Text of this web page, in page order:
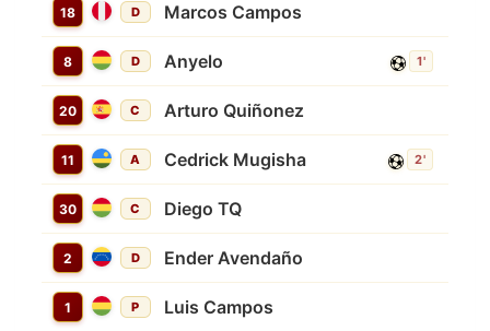
18 D Marcos Campos
8 D Anyelo 1'
20 C Arturo Quiñonez
11 A Cedrick Mugisha 2'
30 C Diego TQ
2 D Ender Avendaño
1 P Luis Campos